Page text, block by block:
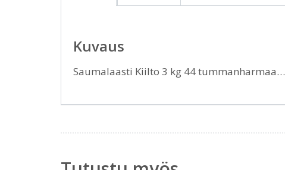
Kuvaus
Saumalaasti Kiilto 3 kg 44 tummanharmaa…